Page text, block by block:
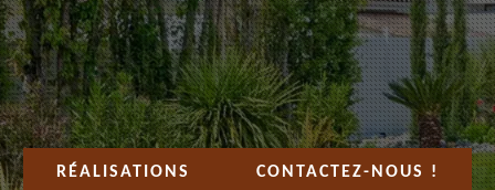
RÉALISATIONS CONTACTEZ-NOUS !